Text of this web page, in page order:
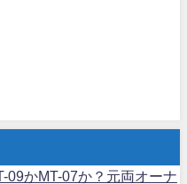
09かMT-07か？元両オーナ